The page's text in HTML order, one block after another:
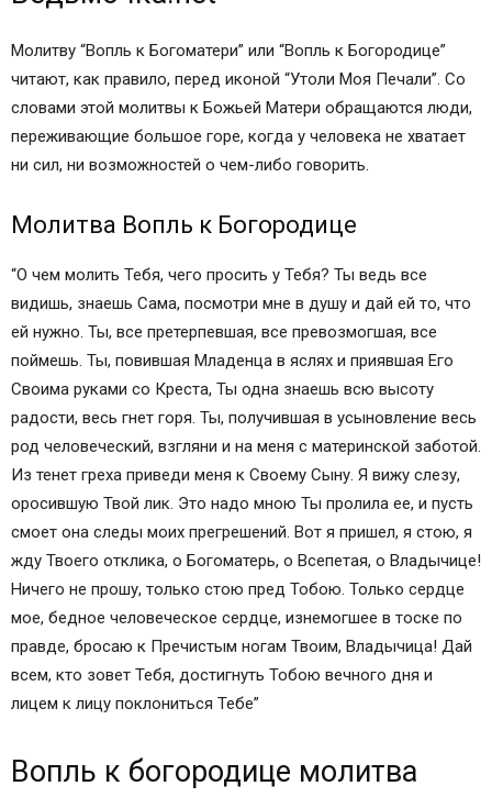
Молитву “Вопль к Богоматери” или “Вопль к Богородице”
читают, как правило, перед иконой “Утоли Моя Печали”. Со
словами этой молитвы к Божьей Матери обращаются люди,
переживающие большое горе, когда у человека не хватает
ни сил, ни возможностей о чем-либо говорить.
Молитва Вопль к Богородице
“О чем молить Тебя, чего просить у Тебя? Ты ведь все
видишь, знаешь Сама, посмотри мне в душу и дай ей то, что
ей нужно. Ты, все претерпевшая, все превозмогшая, все
поймешь. Ты, повившая Младенца в яслях и приявшая Его
Своима руками со Креста, Ты одна знаешь всю высоту
радости, весь гнет горя. Ты, получившая в усыновление весь
род человеческий, взгляни и на меня с материнской заботой.
Из тенет греха приведи меня к Своему Сыну. Я вижу слезу,
оросившую Твой лик. Это надо мною Ты пролила ее, и пусть
смоет она следы моих прегрешений. Вот я пришел, я стою, я
жду Твоего отклика, о Богоматерь, о Всепетая, о Владычице!
Ничего не прошу, только стою пред Тобою. Только сердце
мое, бедное человеческое сердце, изнемогшее в тоске по
правде, бросаю к Пречистым ногам Твоим, Владычица! Дай
всем, кто зовет Тебя, достигнуть Тобою вечного дня и
лицем к лицу поклониться Тебе”
Вопль к богородице молитва